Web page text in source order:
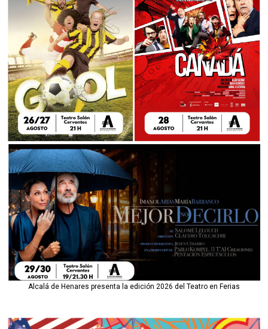
Alcalá de Henares presenta la edición 2026 del Teatro en Ferias